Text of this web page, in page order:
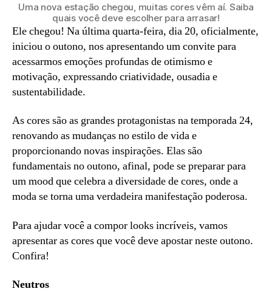
Uma nova estação chegou, muitas cores vêm aí. Saiba
quais você deve escolher para arrasar!
Ele chegou! Na última quarta-feira, dia 20, oficialmente,
iniciou o outono, nos apresentando um convite para
acessarmos emoções profundas de otimismo e
motivação, expressando criatividade, ousadia e
sustentabilidade.
As cores são as grandes protagonistas na temporada 24,
renovando as mudanças no estilo de vida e
proporcionando novas inspirações. Elas são
fundamentais no outono, afinal, pode se preparar para
um mood que celebra a diversidade de cores, onde a
moda se torna uma verdadeira manifestação poderosa.
Para ajudar você a compor looks incríveis, vamos
apresentar as cores que você deve apostar neste outono.
Confira!
Neutros